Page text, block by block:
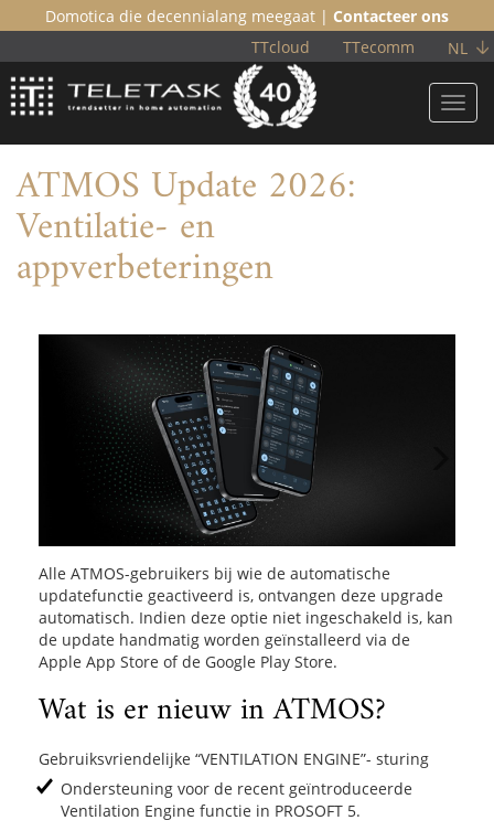
Domotica die decennialang meegaat | Contacteer ons
NL
TTecomm
TTcloud
ATMOS Update 2026:
Ventilatie- en
appverbeteringen
Previous
​Alle ATMOS-gebruikers bij wie de automatische
updatefunctie geactiveerd is, ontvangen deze upgrade
automatisch. Indien deze optie niet ingeschakeld is, kan
de update handmatig worden geïnstalleerd via de
Apple App Store of de Google Play Store.
Wat is er nieuw in ATMOS?
Gebruiksvriendelijke “VENTILATION ENGINE”- sturing
Ondersteuning voor de recent geïntroduceerde
Ventilation Engine functie in PROSOFT 5.